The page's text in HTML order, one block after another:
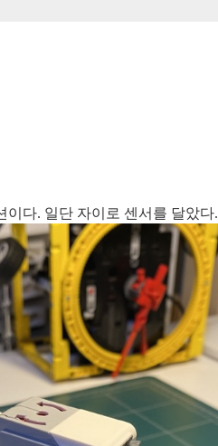
이다. 일단 자이로 센서를 달았다.